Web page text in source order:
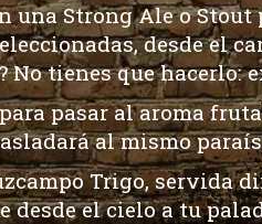
una Strong Ale o Stout
desde el
No tienes que hacerlo:
pasar al aroma
al mismo
Trigo, servida
desde el cielo a tu